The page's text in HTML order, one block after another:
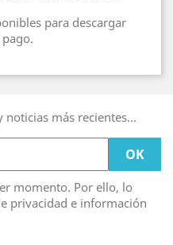
para descargar
más recientes...
momento. Por ello, lo
privacidad e información